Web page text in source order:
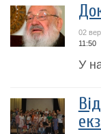
02
11:50
У